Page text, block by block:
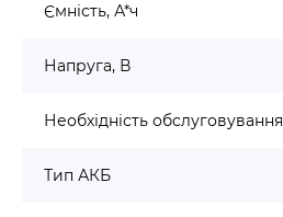
Ємність, А*ч
Напруга, В
Необхідність обслуговування
Тип АКБ